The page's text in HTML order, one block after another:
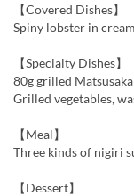
【Covered Dishes】
Spiny lobster in
【Specialty Dishes】
80g grilled
Grilled vegetables,
【Meal】
Three kinds of nigiri
【Dessert】